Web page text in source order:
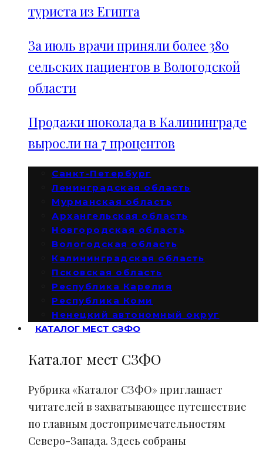
туриста из Египта
За июль врачи приняли более 380
сельских пациентов в Вологодской
области
Продажи шоколада в Калининграде
выросли на 7 процентов
Санкт-Петербург
Ленинградская область
Мурманская область
Архангельская область
Новгородская область
Вологодская область
Калининградская область
Псковская область
Республика Карелия
Республика Коми
Ненецкий автономный округ
КАТАЛОГ МЕСТ СЗФО
Каталог мест СЗФО
Рубрика «Каталог СЗФО» приглашает
читателей в захватывающее путешествие
по главным достопримечательностям
Северо-Запада. Здесь собраны